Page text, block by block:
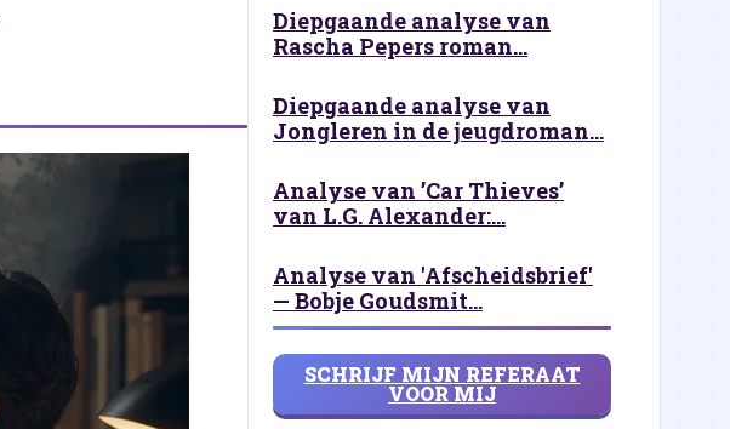
Diepgaande analyse van
Rascha Pepers roman...
Diepgaande analyse van
Jongleren in de jeugdroman...
Analyse van ’Car Thieves’
van L.G. Alexander:...
Analyse van 'Afscheidsbrief'
— Bobje Goudsmit...
SCHRIJF MIJN REFERAAT
VOOR MIJ